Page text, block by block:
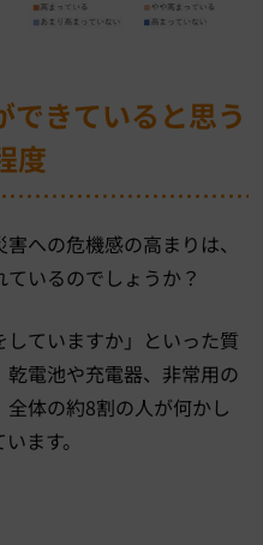
きていると思う
度
への危機感の高まりは、
いるのでしょうか？
していますか」といった質
電池や充電器、非常用の
体の約8割の人が何かし
ます。